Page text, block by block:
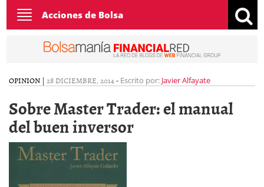
Toggle
navigation
Acciones de Bolsa
OPINION | 28 DICIEMBRE, 2014- Escrito por: Javier Alfayate
Sobre Master Trader: el manual
del buen inversor